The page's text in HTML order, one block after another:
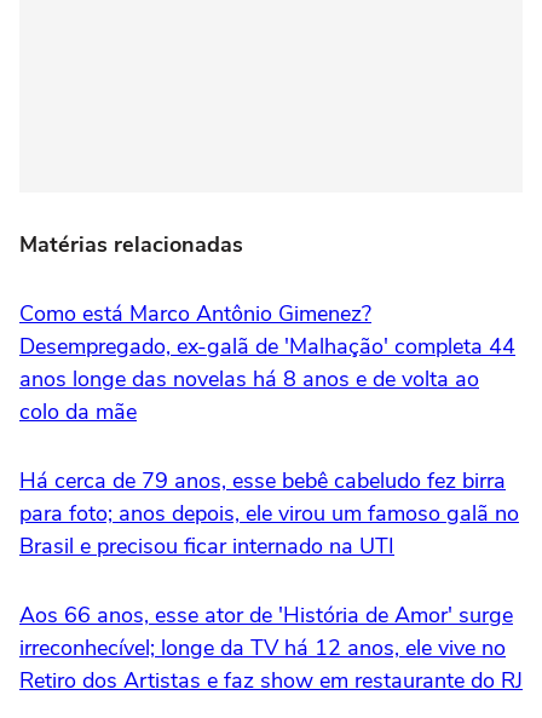
Matérias relacionadas
Como está Marco Antônio Gimenez?
Desempregado, ex-galã de 'Malhação' completa 44
anos longe das novelas há 8 anos e de volta ao
colo da mãe
Há cerca de 79 anos, esse bebê cabeludo fez birra
para foto; anos depois, ele virou um famoso galã no
Brasil e precisou ficar internado na UTI
Aos 66 anos, esse ator de 'História de Amor' surge
irreconhecível; longe da TV há 12 anos, ele vive no
Retiro dos Artistas e faz show em restaurante do RJ